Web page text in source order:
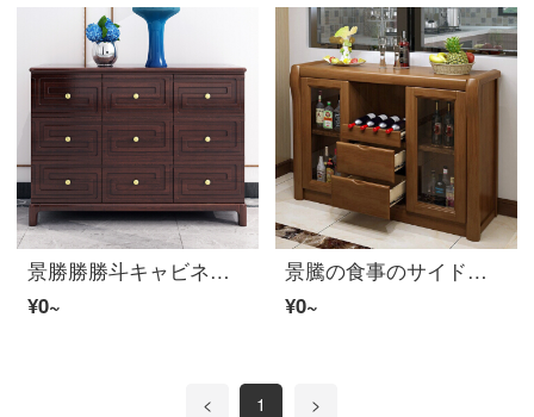
景勝勝勝斗キャビネット白檀実木ロッカー新中国式寝室九斗キャビネット六斗キャビネット大容量収納キャビネット九斗キャビネット
¥0~
景騰の食事のサイドキャビネットの現代中国式の木造酒のキャビネットは簡単に二つのお茶の食器棚のリビングレストランの収納棚の胡桃色を予約します。
¥0~
< 1 >